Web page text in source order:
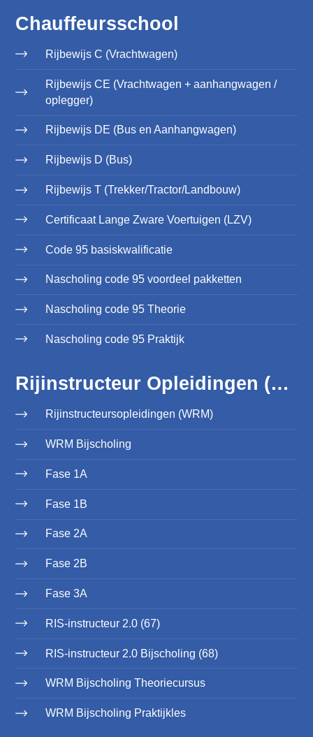
Chauffeursschool
Rijbewijs C (Vrachtwagen)
Rijbewijs CE (Vrachtwagen + aanhangwagen /
oplegger)
Rijbewijs DE (Bus en Aanhangwagen)
Rijbewijs D (Bus)
Rijbewijs T (Trekker/Tractor/Landbouw)
Certificaat Lange Zware Voertuigen (LZV)
Code 95 basiskwalificatie
Nascholing code 95 voordeel pakketten
Nascholing code 95 Theorie
Nascholing code 95 Praktijk
Rijinstructeur Opleidingen (WRM)
Rijinstructeursopleidingen (WRM)
WRM Bijscholing
Fase 1A
Fase 1B
Fase 2A
Fase 2B
Fase 3A
RIS-instructeur 2.0 (67)
RIS-instructeur 2.0 Bijscholing (68)
WRM Bijscholing Theoriecursus
WRM Bijscholing Praktijkles